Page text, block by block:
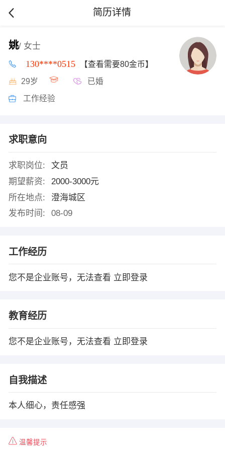
简历详情
姚/ 女士
130****0515 【查看需要80金币】
29岁 已婚
工作经验
求职意向
求职岗位:
文员
期望薪资:
2000-3000元
所在地点:
澄海城区
发布时间:
08-09
工作经历
您不是企业账号，无法查看 立即登录
教育经历
您不是企业账号，无法查看 立即登录
自我描述
本人细心，责任感强
温馨提示